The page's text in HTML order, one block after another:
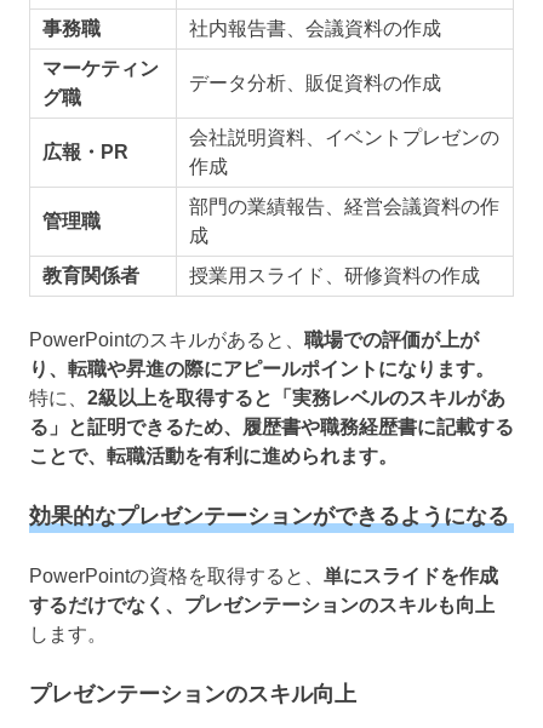
事務職
社内報告書、会議資料の作成
マーケティン
グ職
データ分析、販促資料の作成
広報・PR
会社説明資料、イベントプレゼンの
作成
管理職
部門の業績報告、経営会議資料の作
成
教育関係者
授業用スライド、研修資料の作成
PowerPointのスキルがあると、 職場での評価が上が
り、転職や昇進の際にアピールポイントになります。
特に、 2級以上を取得すると「実務レベルのスキルがあ
る」と証明できるため、履歴書や職務経歴書に記載する
ことで、転職活動を有利に進められます。
効果的なプレゼンテーションができるようになる
PowerPointの資格を取得すると、 単にスライドを作成
するだけでなく、プレゼンテーションのスキルも向上
します。
プレゼンテーションのスキル向上